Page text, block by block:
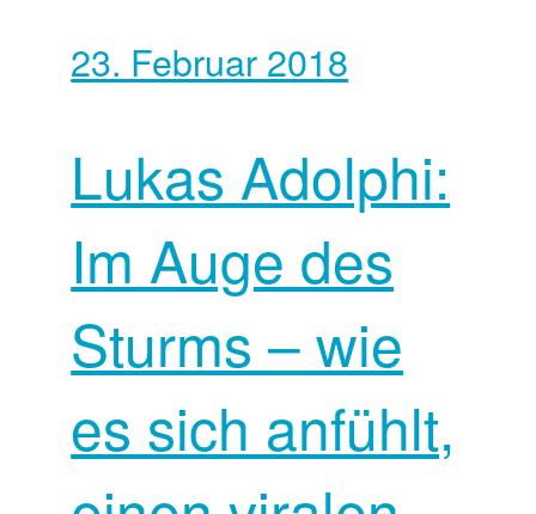
23. Februar 2018
Lukas Adolphi:
Im Auge des
Sturms – wie
es sich anfühlt,